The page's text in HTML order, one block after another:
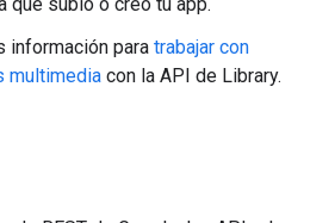
información para trabajar con
multimedia con la API de Library.